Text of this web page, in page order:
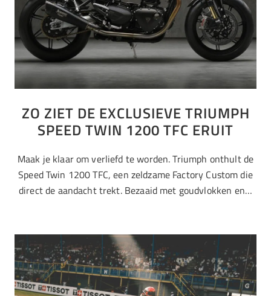
ZO ZIET DE EXCLUSIEVE TRIUMPH
SPEED TWIN 1200 TFC ERUIT
Maak je klaar om verliefd te worden. Triumph onthult de
Speed Twin 1200 TFC, een zeldzame Factory Custom die
direct de aandacht trekt. Bezaaid met goudvlokken en…